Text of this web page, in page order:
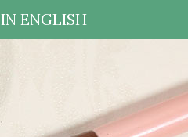
IN ENGLISH